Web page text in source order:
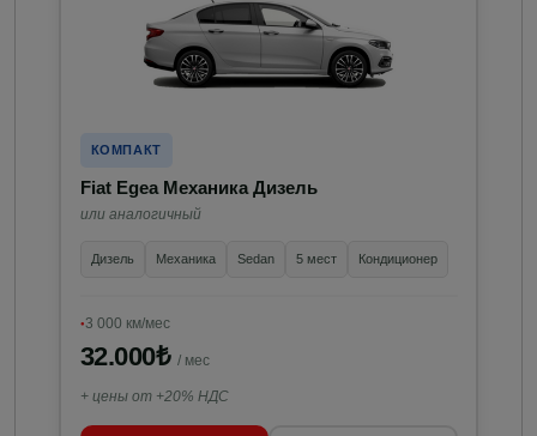
КОМПАКТ
Fiat Egea Механика Дизель
или аналогичный
Дизель Механика Sedan 5 мест Кондиционер
3 000 км/мес
32.000₺ / мес
+ цены от +20% НДС